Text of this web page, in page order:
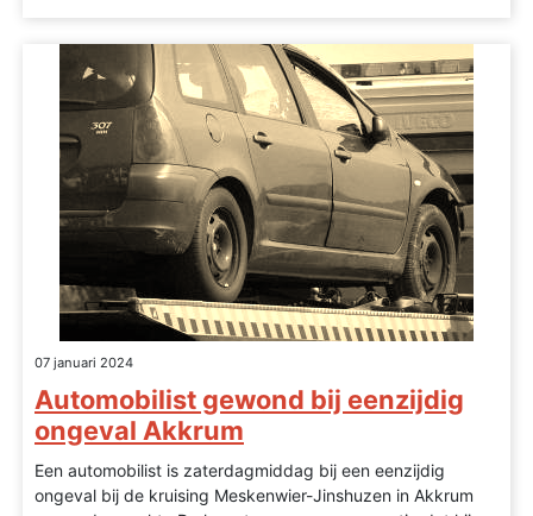
07 januari 2024
Automobilist gewond bij eenzijdig
ongeval Akkrum
Een automobilist is zaterdagmiddag bij een eenzijdig
ongeval bij de kruising Meskenwier-Jinshuzen in Akkrum